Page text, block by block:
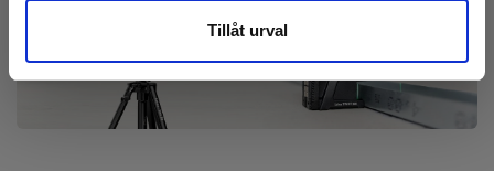
Tillåt urval